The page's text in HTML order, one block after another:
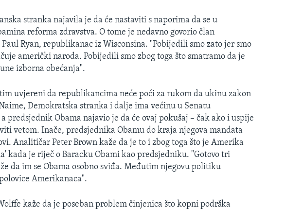
stranka najavila je da će nastaviti s naporima da se u
reforma zdravstva. O tome je nedavno govorio član
Ryan, republikanac iz Wisconsina. "Pobijedili smo zato jer smo
američki naroda. Pobijedili smo zbog toga što smatramo da je
izborna obećanja".
uvjereni da republikancima neće poći za rukom da ukinu zakon
Demokratska stranka i dalje ima većinu u Senatu
predsjednik Obama najavio je da će ovaj pokušaj – čak ako i uspije
vetom. Inače, predsjednika Obamu do kraja njegova mandata
Analitičar Peter Brown kaže da je to i zbog toga što je Amerika
kada je riječ o Baracku Obami kao predsjedniku. "Gotovo tri
da im se Obama osobno sviđa. Međutim njegovu politiku
Amerikanaca".
kaže da je poseban problem činjenica što kopni podrška